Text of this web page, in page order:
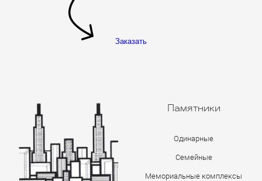
Заказать
Памятники
Одинарные
Семейные
Мемориальные комплексы